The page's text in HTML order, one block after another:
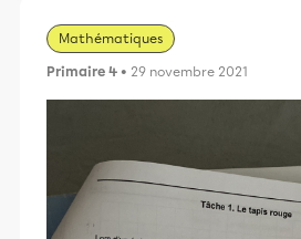
Mathématiques
Primaire 4 • 29 novembre 2021